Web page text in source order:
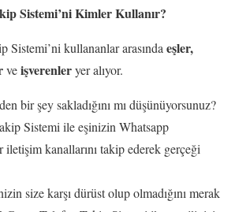
Sistemi’ni Kimler Kullanır?
Sistemi’ni kullananlar arasında eşler,
veişverenleryer alıyor.
bir şey sakladığını mı düşünüyorsunuz?
Sistemi ile eşinizin Whatsapp
iletişim kanallarını takip ederek gerçeği
size karşı dürüst olup olmadığını merak